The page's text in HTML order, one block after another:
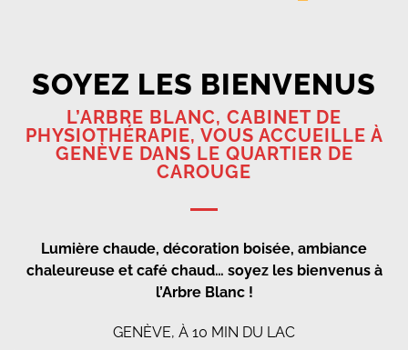
SOYEZ LES BIENVENUS
L’ARBRE BLANC, CABINET DE
PHYSIOTHÉRAPIE, VOUS ACCUEILLE À
GENÈVE DANS LE QUARTIER DE
CAROUGE
Lumière chaude, décoration boisée, ambiance
chaleureuse et café chaud… soyez les bienvenus à
l’Arbre Blanc !
GENÈVE, À 10 MIN DU LAC